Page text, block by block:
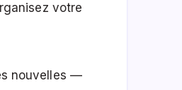
votre
nouvelles —